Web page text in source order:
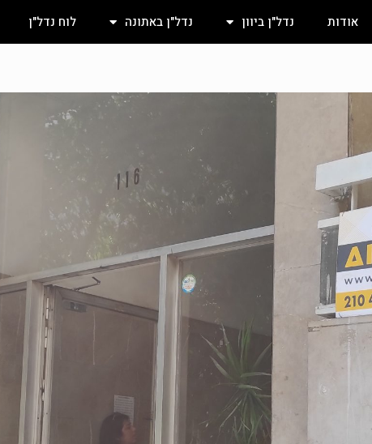
אודות נדל"ן ביוון נדל"ן באתונה לוח נדל"ן